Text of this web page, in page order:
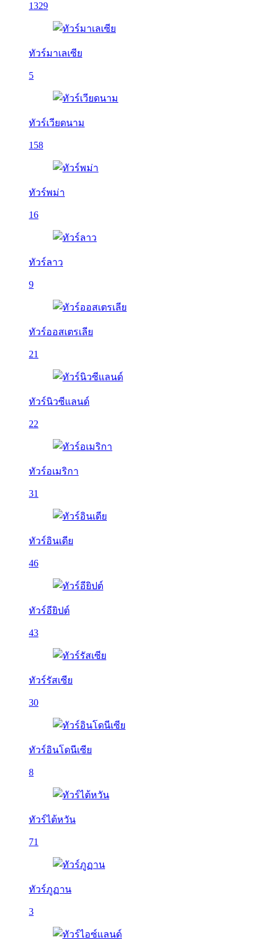
1329
ทัวร์มาเลเซีย
5
ทัวร์เวียดนาม
158
ทัวร์พม่า
16
ทัวร์ลาว
9
ทัวร์ออสเตรเลีย
21
ทัวร์นิวซีแลนด์
22
ทัวร์อเมริกา
31
ทัวร์อินเดีย
46
ทัวร์อียิปต์
43
ทัวร์รัสเซีย
30
ทัวร์อินโดนีเซีย
8
ทัวร์ไต้หวัน
71
ทัวร์ภูฏาน
3